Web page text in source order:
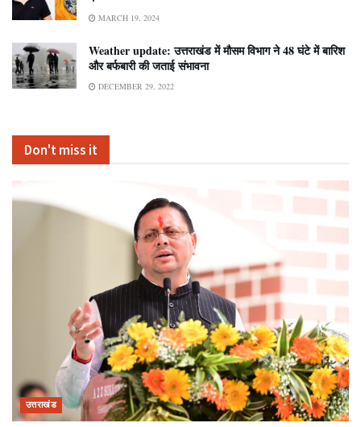
MARCH 19, 2024
Weather update: उत्तराखंड में मौसम विभाग ने 48 घंटे में बारिश
और बर्फबारी की जताई संभावना
DECEMBER 29, 2022
Don't miss it
उत्तराखंड